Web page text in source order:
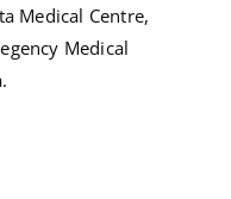
Medical Centre,
Medical